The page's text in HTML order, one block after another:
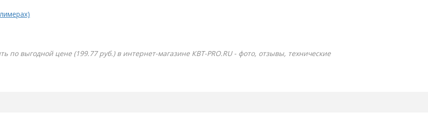
по выгодной цене (199.77 руб.) в интернет-магазине КВТ-PRO.RU - фото, отзывы, технические